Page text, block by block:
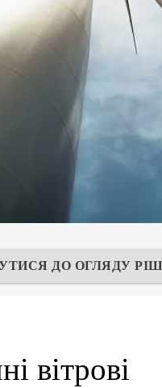
ДО ОГЛЯДУ
вітрові